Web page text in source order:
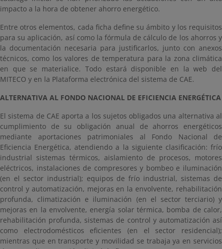
impacto a la hora de obtener ahorro energético.
Entre otros elementos, cada ficha define su ámbito y los requisitos
para su aplicación, así como la fórmula de cálculo de los ahorros y
la documentación necesaria para justificarlos, junto con anexos
técnicos, como los valores de temperatura para la zona climática
en que se materialice. Todo estará disponible en la web del
MITECO y en la Plataforma electrónica del sistema de CAE.
ALTERNATIVA AL FONDO NACIONAL DE EFICIENCIA ENERGÉTICA
El sistema de CAE aporta a los sujetos obligados una alternativa al
cumplimiento de su obligación anual de ahorros energéticos
mediante aportaciones patrimoniales al Fondo Nacional de
Eficiencia Energética, atendiendo a la siguiente clasificación: frío
industrial sistemas térmicos, aislamiento de procesos, motores
eléctricos, instalaciones de compresores y bombeo e iluminación
(en el sector industrial); equipos de frío industrial, sistemas de
control y automatización, mejoras en la envolvente, rehabilitación
profunda, climatización e iluminación (en el sector terciario) y
mejoras en la envolvente, energía solar térmica, bomba de calor,
rehabilitación profunda, sistemas de control y automatización así
como electrodomésticos eficientes (en el sector residencial);
mientras que en transporte y movilidad se trabaja ya en servicios